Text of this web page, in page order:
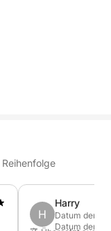
H
Harry
Datum der
Datum der